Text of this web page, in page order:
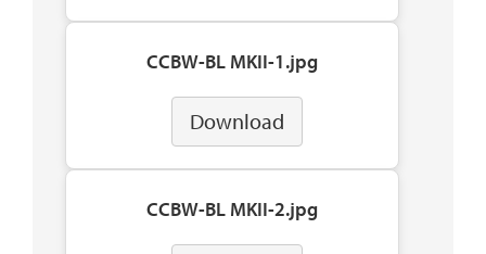
CCBW-BL MKII-1.jpg
Download
CCBW-BL MKII-2.jpg